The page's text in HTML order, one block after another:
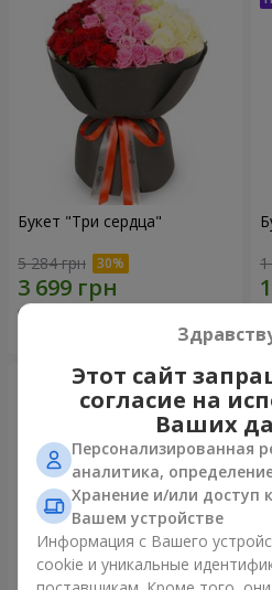
Букет "Три сердца"
5 284 грн 1
Этот сайт
согласие на
Ваших
Персонализированная
аналитика,
Хранение и/или доступ
Вашем устройстве
Информация с Вашего
cookie и уникальные